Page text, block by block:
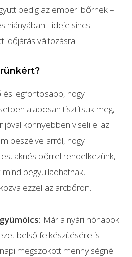
pedig az emberi bőrnek –
hiányában - ideje sincs
időjárás változásra.
és legfontosabb, hogy
alaposan tisztítsuk meg,
jóval könnyebben viseli el az
beszélve arról, hogy
aknés bőrrel rendelkezünk,
begyulladhatnak,
ezzel az arcbőrön.
Már a nyári hónapok
belső felkészítésére is
megszokott mennyiségnél